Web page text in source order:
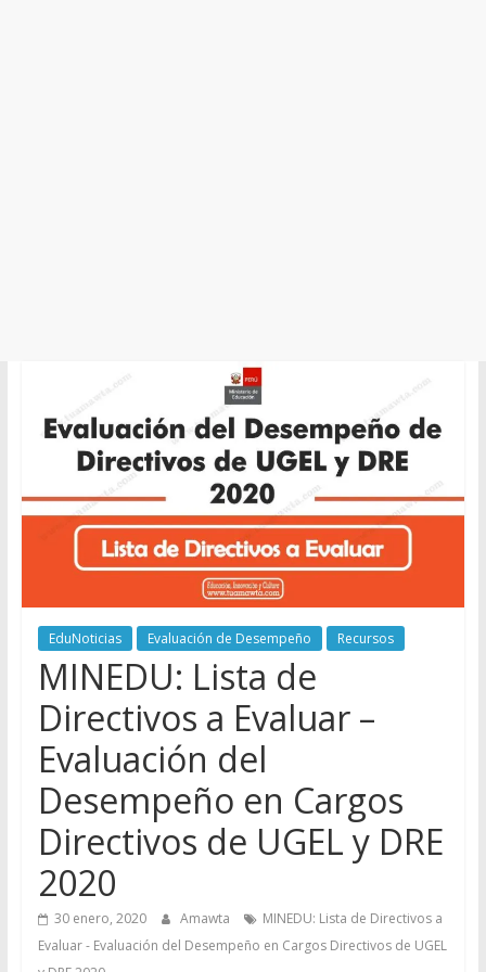
EduNoticias Evaluación de Desempeño Recursos
MINEDU: Lista de
Directivos a Evaluar –
Evaluación del
Desempeño en Cargos
Directivos de UGEL y DRE
2020
30 enero, 2020 Amawta
MINEDU: Lista de Directivos a
Evaluar - Evaluación del Desempeño en Cargos Directivos de UGEL